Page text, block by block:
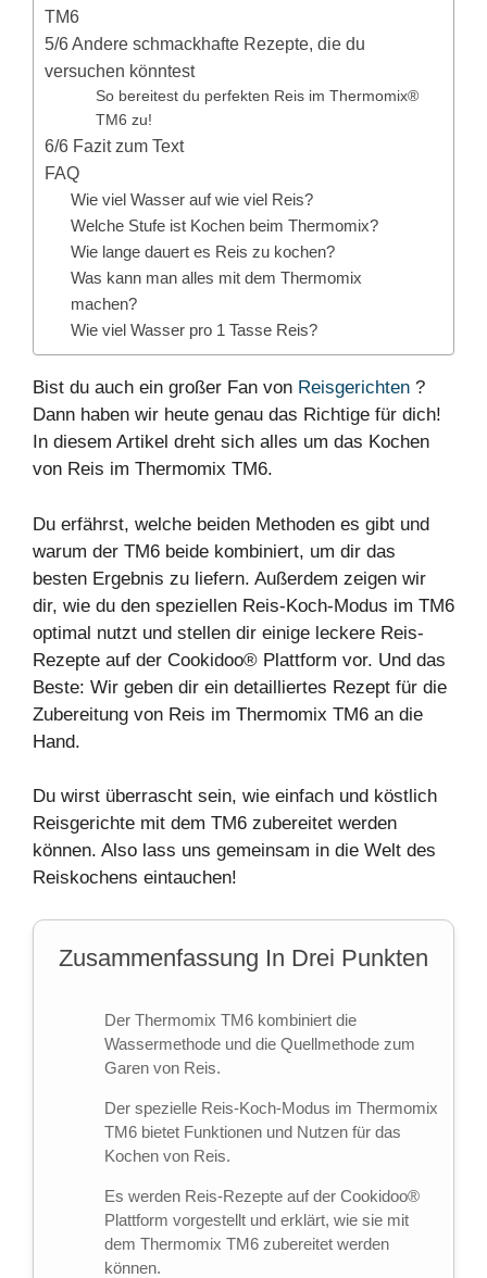
TM6
5/6 Andere schmackhafte Rezepte, die du
versuchen könntest
So bereitest du perfekten Reis im Thermomix®
TM6 zu!
6/6 Fazit zum Text
FAQ
Wie viel Wasser auf wie viel Reis?
Welche Stufe ist Kochen beim Thermomix?
Wie lange dauert es Reis zu kochen?
Was kann man alles mit dem Thermomix
machen?
Wie viel Wasser pro 1 Tasse Reis?
Bist du auch ein großer Fan von Reisgerichten ?
Dann haben wir heute genau das Richtige für dich!
In diesem Artikel dreht sich alles um das Kochen
von Reis im Thermomix TM6.
Du erfährst, welche beiden Methoden es gibt und
warum der TM6 beide kombiniert, um dir das
besten Ergebnis zu liefern. Außerdem zeigen wir
dir, wie du den speziellen Reis-Koch-Modus im TM6
optimal nutzt und stellen dir einige leckere Reis-
Rezepte auf der Cookidoo® Plattform vor. Und das
Beste: Wir geben dir ein detailliertes Rezept für die
Zubereitung von Reis im Thermomix TM6 an die
Hand.
Du wirst überrascht sein, wie einfach und köstlich
Reisgerichte mit dem TM6 zubereitet werden
können. Also lass uns gemeinsam in die Welt des
Reiskochens eintauchen!
Zusammenfassung In Drei Punkten
Der Thermomix TM6 kombiniert die
Wassermethode und die Quellmethode zum
Garen von Reis.
Der spezielle Reis-Koch-Modus im Thermomix
TM6 bietet Funktionen und Nutzen für das
Kochen von Reis.
Es werden Reis-Rezepte auf der Cookidoo®
Plattform vorgestellt und erklärt, wie sie mit
dem Thermomix TM6 zubereitet werden
können.